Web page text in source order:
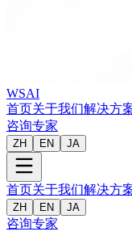
WSAI
首页关于我们解决方
咨询专家
ZH EN JA
首页关于我们解决方
ZH EN JA
咨询专家